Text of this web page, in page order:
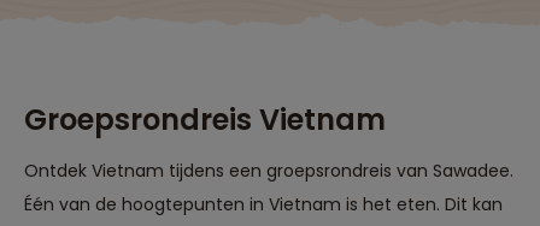
Groepsrondreis Vietnam
Ontdek Vietnam tijdens een groepsrondreis van Sawadee.
Één van de hoogtepunten in Vietnam is het eten. Dit kan